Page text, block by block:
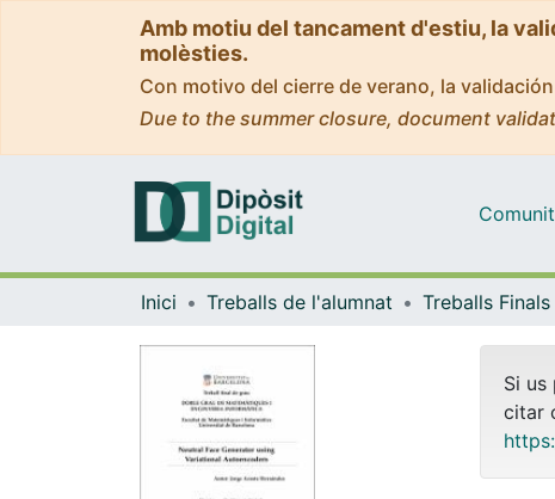
Amb motiu del tancament d'estiu, la
molèsties.
Con motivo del cierre de verano, la
Due to the summer closure, document
Inici Treballs de l'alumnat
Si
citar